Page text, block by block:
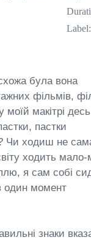
Label:
була вона
фільмів,
моїй макітрі десь
пастки
Чи ходиш не
ходить
я сам собі
один момент
знаки